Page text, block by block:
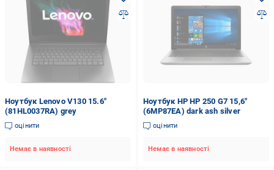
Ноутбук Lenovo V130 15.6"
(81HL0037RA) grey
оцінити
Немає в наявності
Ноутбук HP HP 250 G7 15,6"
(6MP87EA) dark ash silver
оцінити
Немає в наявності